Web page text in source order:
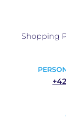
Shopping